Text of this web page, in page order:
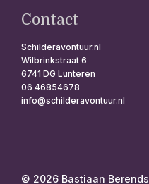
Contact
Schilderavontuur.nl
Wilbrinkstraat 6
6741 DG Lunteren
06 46854678
info@schilderavontuur.nl
© 2026 Bastiaan Berends